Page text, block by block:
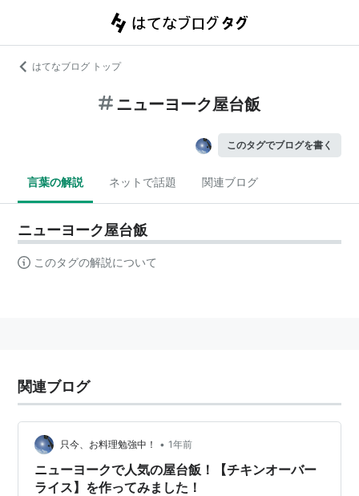
はてなブログ トップ
ニューヨーク屋台飯
このタグでブログを書く
言葉の解説 ネットで話題 関連ブログ
ニューヨーク屋台飯
このタグの解説について
関連ブログ
只今、お料理勉強中！ • 1年前
ニューヨークで人気の屋台飯！【チキンオーバー
ライス】を作ってみました！